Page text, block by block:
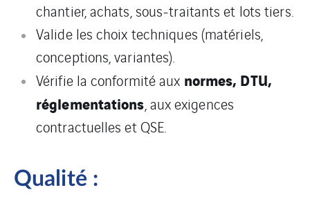
chantier, achats, sous‑traitants et lots tiers.
Valide les choix techniques (matériels,
conceptions, variantes).
Vérifie la conformité aux normes, DTU,
réglementations, aux exigences
contractuelles et QSE.
Qualité :